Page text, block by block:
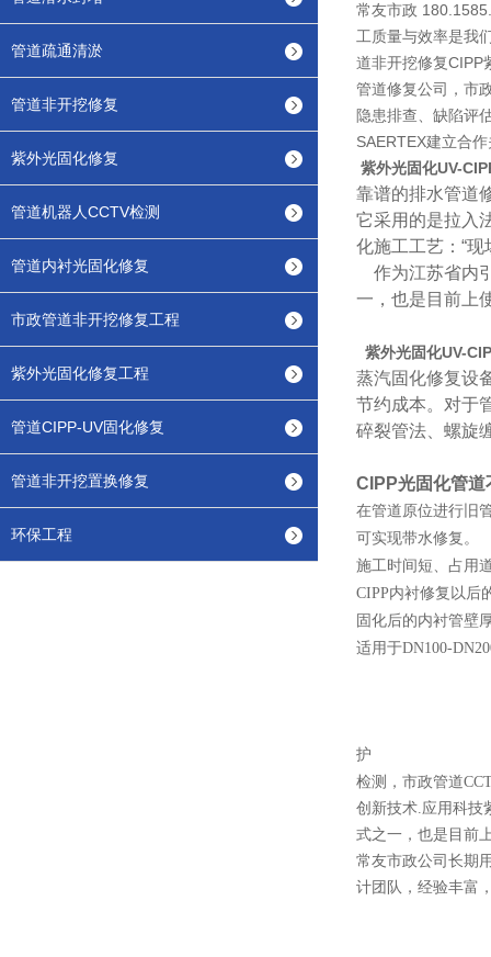
管道疏通清淤
管道非开挖修复
紫外光固化修复
管道机器人CCTV检测
管道内衬光固化修复
市政管道非开挖修复工程
紫外光固化修复工程
管道CIPP-UV固化修复
管道非开挖置换修复
环保工程
常友市政
工质量与效率是我
道非开挖修复CIPP
管道修复公司，市
隐患排查、缺陷评
SAERTEX建立合
紫外光固化UV-
靠谱的排水管道
它采用的是拉入
化施工工艺：“
作为江苏省内
一，也是目前上
紫外光固化UV-
蒸汽固化修复设
节约成本。对于
碎裂管法、螺旋
CIPP光固化管道
在管道原位进行旧
可实现带水修复。
施工时间短、占用
CIPP内衬修复以后
固化后的内衬管壁
适用于DN100-
护
检测，市政管道
创新技术.应用科技
式之一，也是目前
常友市政公司长期
计团队，经验丰富